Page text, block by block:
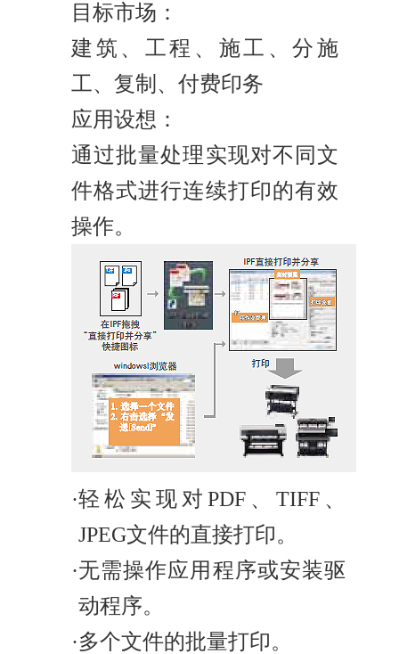
目标市场：
建筑、工程、施工、分施
工、复制、付费印务
应用设想：
通过批量处理实现对不同文
件格式进行连续打印的有效
操作。
·轻松实现对PDF、TIFF、
JPEG文件的直接打印。
·无需操作应用程序或安装驱
动程序。
·多个文件的批量打印。